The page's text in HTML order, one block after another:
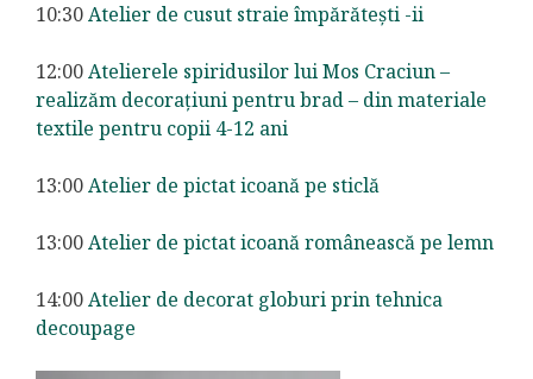
10:30Atelier de cusut straie împărătești -ii
12:00Atelierele spiridusilor lui Mos Craciun –
realizăm decorațiuni pentru brad – din materiale
textile pentru copii 4-12 ani
13:00Atelier de pictat icoană pe sticlă
13:00Atelier de pictat icoană românească pe lemn
14:00Atelier de decorat globuri prin tehnica
decoupage